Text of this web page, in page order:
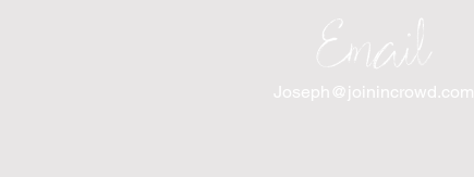
Joseph@joinincrowd.com
Email